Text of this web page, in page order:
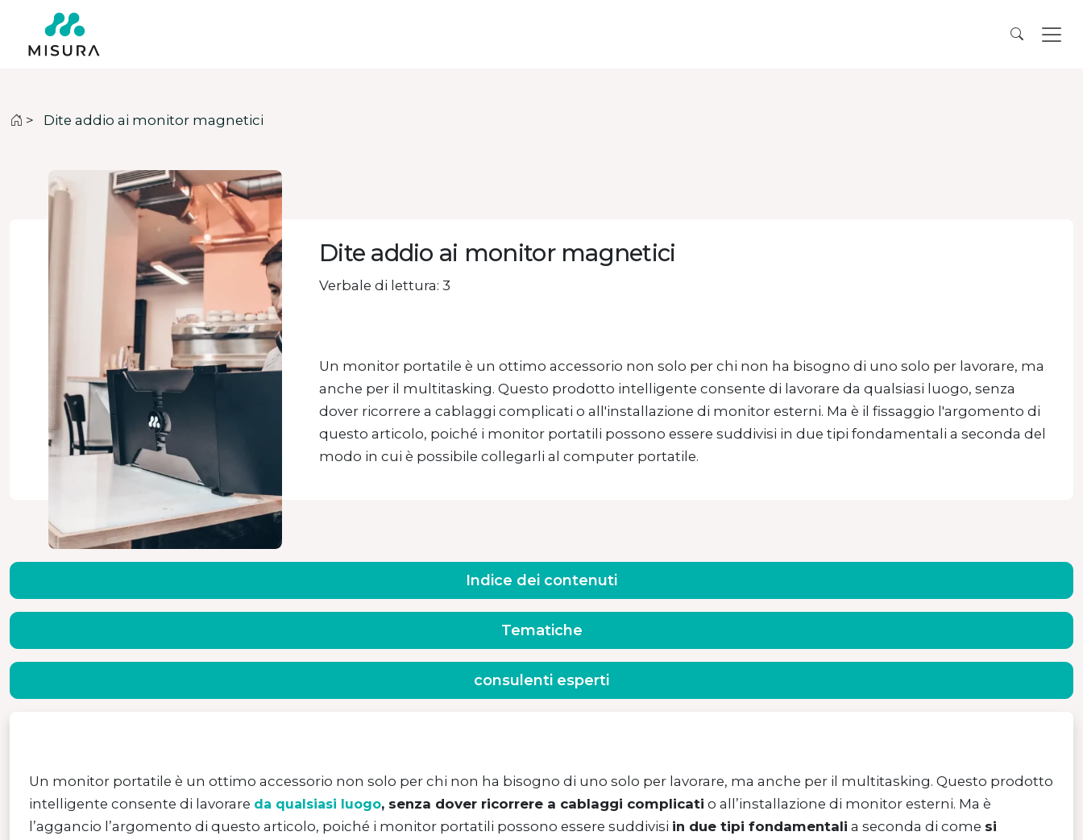
> Dite addio ai monitor magnetici
Dite addio ai monitor magnetici
Verbale di lettura: 3
Un monitor portatile è un ottimo accessorio non solo per chi non ha bisogno di uno solo per lavorare, ma
anche per il multitasking. Questo prodotto intelligente consente di lavorare da qualsiasi luogo, senza
dover ricorrere a cablaggi complicati o all'installazione di monitor esterni. Ma è il fissaggio l'argomento di
questo articolo, poiché i monitor portatili possono essere suddivisi in due tipi fondamentali a seconda del
modo in cui è possibile collegarli al computer portatile.
Un monitor portatile è un ottimo accessorio non solo per chi non ha bisogno di uno solo per lavorare, ma anche per il multitasking. Questo prodotto
intelligente consente di lavorare da qualsiasi luogo, senza dover ricorrere a cablaggi complicati o all’installazione di monitor esterni. Ma è
l’aggancio l’argomento di questo articolo, poiché i monitor portatili possono essere suddivisi in due tipi fondamentali a seconda di come si
Indice dei contenuti
Tematiche
consulenti esperti